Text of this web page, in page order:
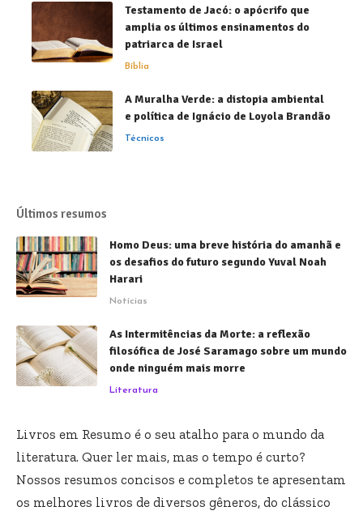
Testamento de Jacó: o apócrifo que
amplia os últimos ensinamentos do
patriarca de Israel
Bíblia
A Muralha Verde: a distopia ambiental
e política de Ignácio de Loyola Brandão
Técnicos
Últimos resumos
Homo Deus: uma breve história do amanhã e
os desafios do futuro segundo Yuval Noah
Harari
Notícias
As Intermitências da Morte: a reflexão
filosófica de José Saramago sobre um mundo
onde ninguém mais morre
Literatura
Livros em Resumo é o seu atalho para o mundo da
literatura. Quer ler mais, mas o tempo é curto?
Nossos resumos concisos e completos te apresentam
os melhores livros de diversos gêneros, do clássico